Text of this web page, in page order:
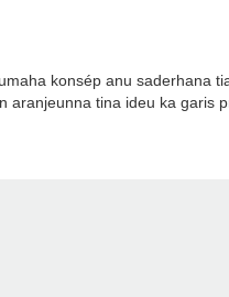
konsép anu saderhana
tina ideu ka garis